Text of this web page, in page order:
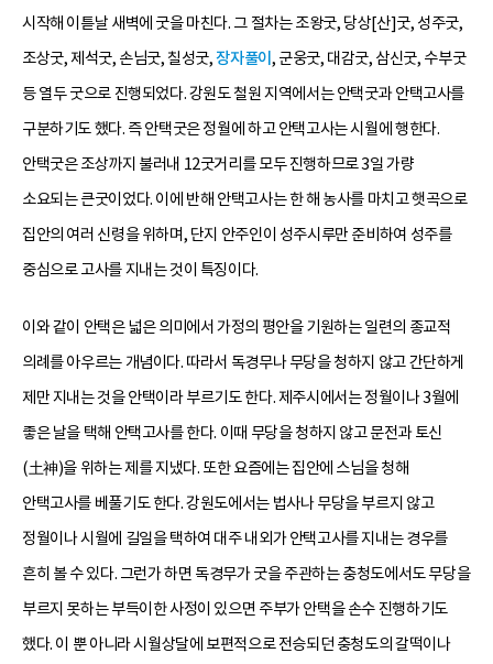
시작해 이튿날 새벽에 굿을 마친다. 그 절차는 조왕굿, 당상[산]굿, 성주굿,
조상굿, 제석굿, 손님굿, 칠성굿,장자풀이 , 군웅굿, 대감굿, 삼신굿, 수부굿
등 열두 굿으로 진행되었다. 강원도 철원 지역에서는 안택굿과 안택고사를
구분하기도 했다. 즉 안택굿은 정월에 하고 안택고사는 시월에 행한다.
안택굿은 조상까지 불러내 12굿거리를 모두 진행하므로 3일 가량
소요되는 큰굿이었다. 이에 반해 안택고사는 한 해 농사를 마치고 햇곡으로
집안의 여러 신령을 위하며, 단지 안주인이 성주시루만 준비하여 성주를
중심으로 고사를 지내는 것이 특징이다.
이와 같이 안택은 넓은 의미에서 가정의 평안을 기원하는 일련의 종교적
의례를 아우르는 개념이다. 따라서 독경무나 무당을 청하지 않고 간단하게
제만 지내는 것을 안택이라 부르기도 한다. 제주시에서는 정월이나 3월에
좋은 날을 택해 안택고사를 한다. 이때 무당을 청하지 않고 문전과 토신
(土神)을 위하는 제를 지냈다. 또한 요즘에는 집안에 스님을 청해
안택고사를 베풀기도 한다. 강원도에서는 법사나 무당을 부르지 않고
정월이나 시월에 길일을 택하여 대주 내외가 안택고사를 지내는 경우를
흔히 볼 수 있다. 그런가 하면 독경무가 굿을 주관하는 충청도에서도 무당을
부르지 못하는 부득이한 사정이 있으면 주부가 안택을 손수 진행하기도
했다. 이 뿐 아니라 시월상달에 보편적으로 전승되던 충청도의 갈떡이나